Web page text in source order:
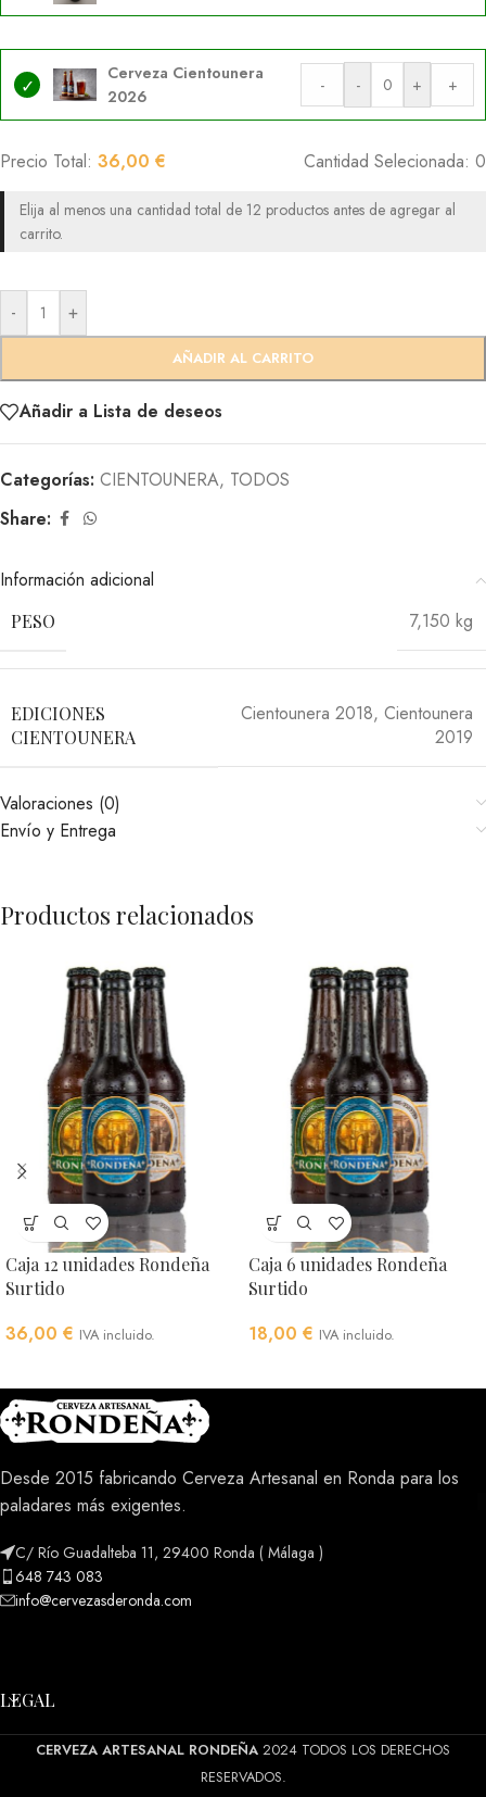
Cerveza Cientounera
2026
- - + +
Precio Total: 36,00 € Cantidad Selecionada: 0
Elija al menos una cantidad total de 12 productos antes de agregar al
carrito.
- +
AÑADIR AL CARRITO
Añadir a Lista de deseos
Categorías: CIENTOUNERA, TODOS
Share:
Información adicional
PESO 7,150 kg
EDICIONES
CIENTOUNERA
Cientounera 2018, Cientounera
2019
Valoraciones (0)
Envío y Entrega
Productos relacionados
Caja 12 unidades Rondeña
Surtido
36,00 € IVA incluido.
Caja 6 unidades Rondeña
Surtido
18,00 € IVA incluido.
Desde 2015 fabricando Cerveza Artesanal en Ronda para los
paladares más exigentes.
C/ Río Guadalteba 11, 29400 Ronda ( Málaga )
648 743 083
info@cervezasderonda.com
LEGAL
CERVEZA ARTESANAL RONDEÑA 2024 TODOS LOS DERECHOS
RESERVADOS.